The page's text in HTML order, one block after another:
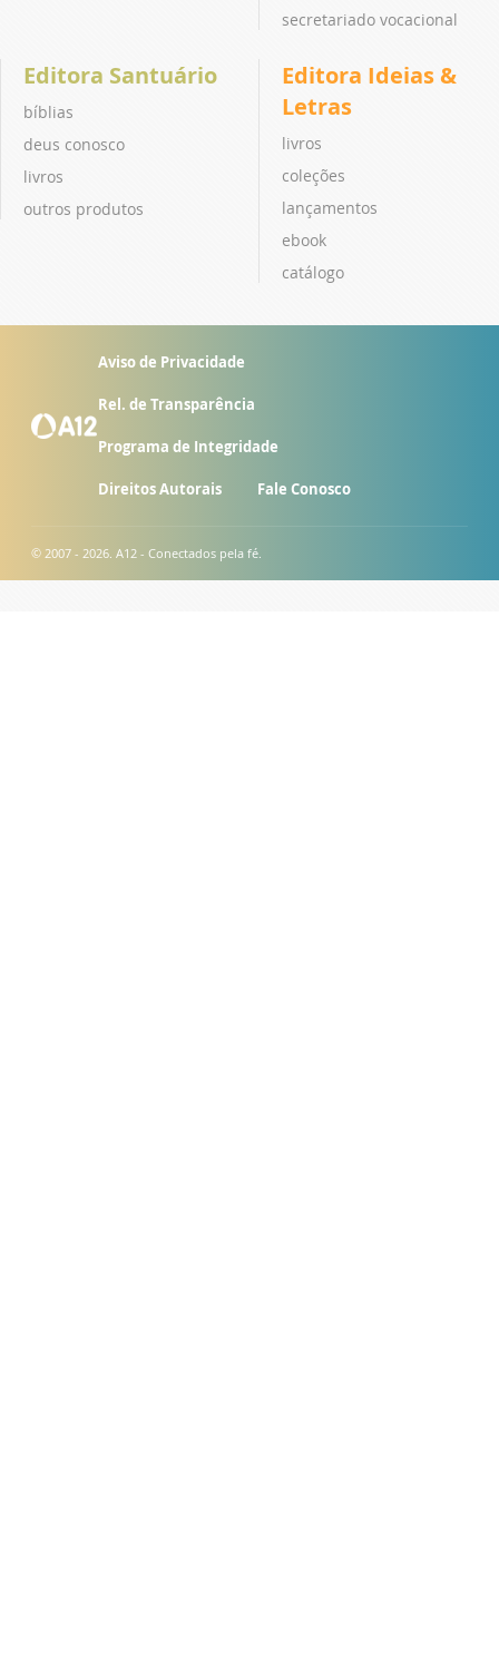
secretariado vocacional
Editora Santuário
bíblias
deus conosco
livros
outros produtos
Editora Ideias &
Letras
livros
coleções
lançamentos
ebook
catálogo
Aviso de Privacidade
Rel. de Transparência
Programa de Integridade
Direitos Autorais Fale Conosco
© 2007 - 2026. A12 - Conectados pela fé.